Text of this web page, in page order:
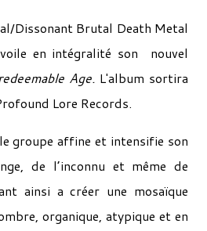
Dissonant Brutal Death Metal
en intégralité son nouvel
Age. L'album sortira
Lore Records.
groupe affine et intensifie son
de l’inconnu et même de
ainsi a créer une mosaïque
organique, atypique et en